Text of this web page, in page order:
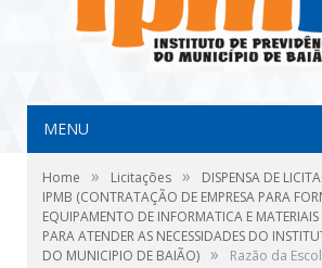
MENU
Home » Licitações »
DISPENSA DE
IPMB (CONTRATAÇÃO DE EMPRESA PARA
EQUIPAMENTO DE INFORMATICA E MATERIAIS
PARA ATENDER AS NECESSIDADES DO
DO MUNICIPIO DE BAIÃO) » Razão da